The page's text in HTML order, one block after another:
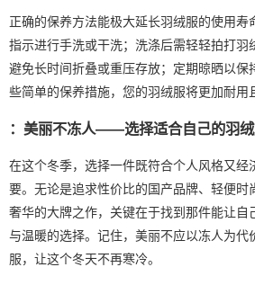
正确的保养方法能极大延长羽绒服的使用寿
指示进行手洗或干洗；洗涤后需轻轻拍打羽
避免长时间折叠或重压存放；定期晾晒以保
些简单的保养措施，您的羽绒服将更加耐用
：美丽不冻人——选择适合自己的羽
在这个冬季，选择一件既符合个人风格又经
要。无论是追求性价比的国产品牌、轻便时
奢华的大牌之作，关键在于找到那件能让自
与温暖的选择。记住，美丽不应以冻人为代
服，让这个冬天不再寒冷。